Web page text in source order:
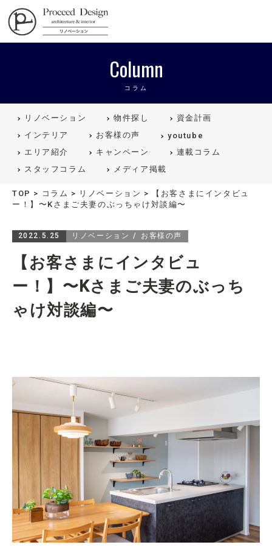
Column
コラム
リノベーション 物件探し
資金計画
インテリア
お客様の声
youtube
エリア紹介
キャンペーン
連載コラム
スタッフコラム
メディア掲載
TOP > コラム > リノベーション >
【お客さまにインタビュ
ー！】〜Kさまご夫妻のぶっちゃけ対談編〜
2022.5.25 リノベーション お客様の声
【お客さまにインタビュ
ー！】〜Kさまご夫妻のぶっち
ゃけ対談編〜